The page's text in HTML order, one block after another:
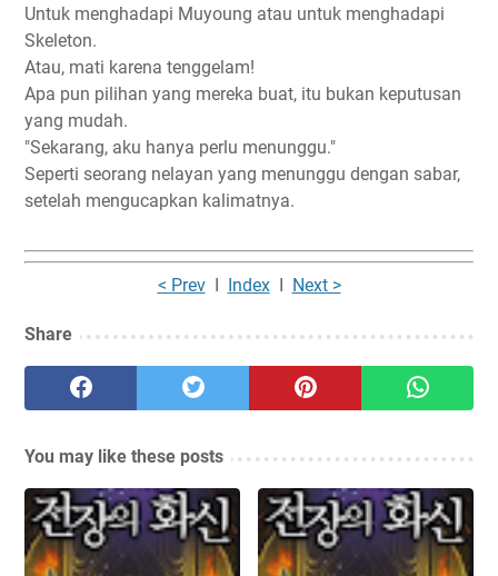
Untuk menghadapi Muyoung atau untuk menghadapi
Skeleton.
Atau, mati karena tenggelam!
Apa pun pilihan yang mereka buat, itu bukan keputusan
yang mudah.
"Sekarang, aku hanya perlu menunggu."
Seperti seorang nelayan yang menunggu dengan sabar,
setelah mengucapkan kalimatnya.
< PrevI IndexI Next >
Share
You may like these posts